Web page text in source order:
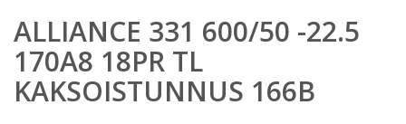
ALLIANCE 331 600/50 -22.5
170A8 18PR TL
KAKSOISTUNNUS 166B